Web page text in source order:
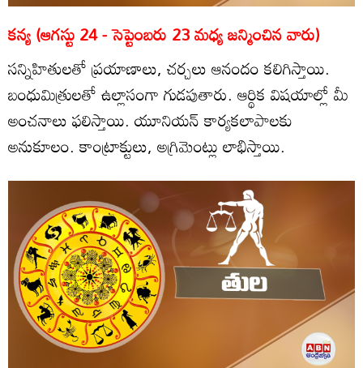
కన్య (ఆగస్టు 24 - సెప్టెంబరు 23 మధ్య జన్మించిన వారు)
సన్నిహితులతో ప్రయాణాలు, చర్చలు ఆనందం కలిగిస్తాయి.
బంధుమిత్రులతో ఉల్లాసంగా గుడపుతారు. ఆర్థిక విషయాల్లో మీ
అంచనాలు ఫలిస్తాయి. యూనియన్‌ కార్యకలాపాలకు
అనుకూలం. కాంట్రాక్టులు, అగ్రిమెంట్లు లాభిస్తాయి.